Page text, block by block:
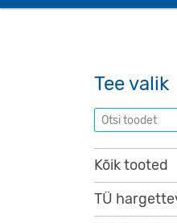
Tee valik
Otsi toodet
Kõik tooted
TÜ